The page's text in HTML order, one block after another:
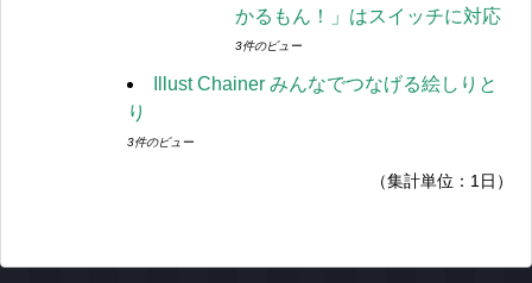
かるもん！」はスイッチに対応
3件のビュー
Illust Chainer みんなでつなげる絵しりと
り
3件のビュー
（集計単位：1日）